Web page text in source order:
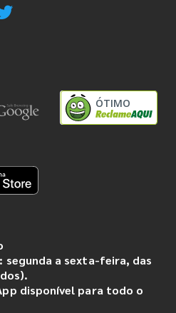
ÓTIMO
a sexta-feira, das
disponível para todo o